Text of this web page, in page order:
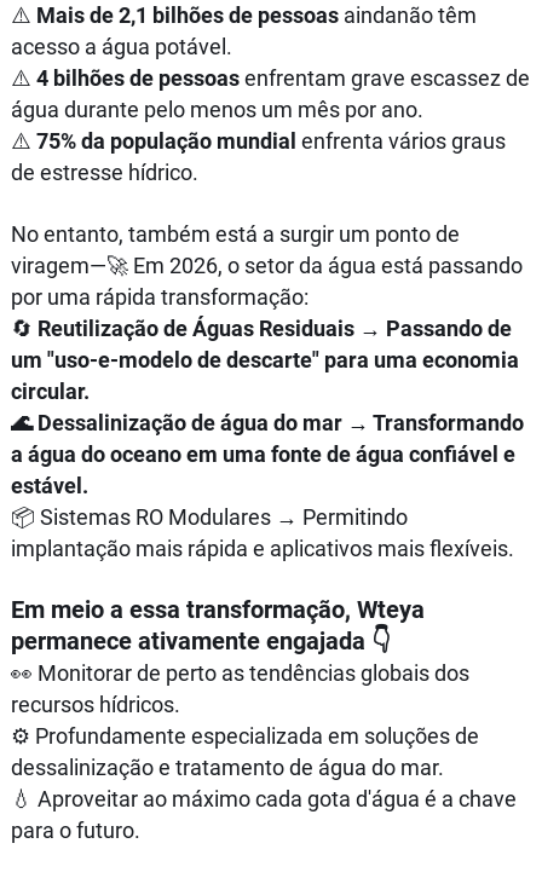
⚠️ Mais de 2,1 bilhões de pessoasaindanão têm
acesso a água potável.
⚠️ 4 bilhões de pessoasenfrentam grave escassez de
água durante pelo menos um mês por ano.
⚠️ 75% da população mundial enfrenta vários graus
de estresse hídrico.
No entanto, também está a surgir um ponto de
viragem—🚀 Em 2026, o setor da água está passando
por uma rápida transformação:
🔄 Reutilização de Águas Residuais → Passando de
um "uso-e-modelo de descarte" para uma economia
circular.
🌊 Dessalinização de água do mar → Transformando
a água do oceano em uma fonte de água confiável e
estável.
📦 Sistemas RO Modulares → Permitindo
implantação mais rápida e aplicativos mais flexíveis.
Em meio a essa transformação, Wteya
permanece ativamente engajada 👇
👀 Monitorar de perto as tendências globais dos
recursos hídricos.
⚙️ Profundamente especializada em soluções de
dessalinização e tratamento de água do mar.
💧 Aproveitar ao máximo cada gota d'água é a chave
para o futuro.